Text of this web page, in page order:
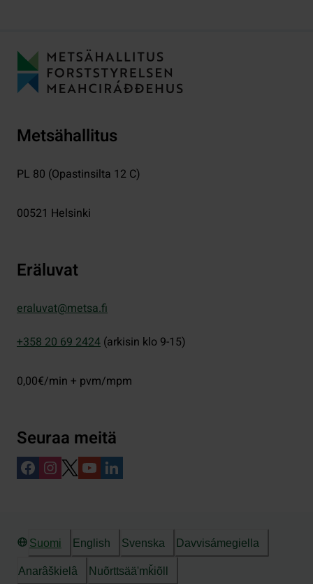
Metsähallitus
PL 80 (Opastinsilta 12 C)
00521 Helsinki
Eräluvat
eraluvat@metsa.fi
+358 20 69 2424 (arkisin klo 9-15)
0,00€/min + pvm/mpm
Seuraa meitä
Suomi English Svenska Davvisámegiella
Anarâškielâ Nuõrttsääʹmǩiõll